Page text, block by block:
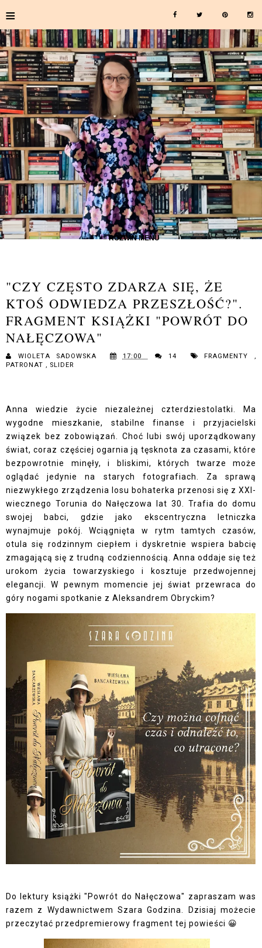
≡
≡ ROZWIŃ MENU
"CZY CZĘSTO ZDARZA SIĘ, ŻE
KTOŚ ODWIEDZA PRZESZŁOŚĆ?".
FRAGMENT KSIĄŻKI "POWRÓT DO
NAŁĘCZOWA"
WIOLETA SADOWSKA 17:00 14 FRAGMENTY,
PATRONAT , SLIDER
Anna wiedzie życie niezależnej czterdziestolatki. Ma
wygodne mieszkanie, stabilne finanse i przyjacielski
związek bez zobowiązań. Choć lubi swój uporządkowany
świat, coraz częściej ogarnia ją tęsknota za czasami, które
bezpowrotnie minęły, i bliskimi, których twarze może
oglądać jedynie na starych fotografiach. Za sprawą
niezwykłego zrządzenia losu bohaterka przenosi się z XXI-
wiecznego Torunia do Nałęczowa lat 30. Trafia do domu
swojej babci, gdzie jako ekscentryczna letniczka
wynajmuje pokój. Wciągnięta w rytm tamtych czasów,
otula się rodzinnym ciepłem i dyskretnie wspiera babcię
zmagającą się z trudną codziennością. Anna oddaje się też
urokom życia towarzyskiego i kosztuje przedwojennej
elegancji. W pewnym momencie jej świat przewraca do
góry nogami spotkanie z Aleksandrem Obryckim?
Do lektury książki "Powrót do Nałęczowa" zapraszam was
razem z Wydawnictwem Szara Godzina. Dzisiaj możecie
przeczytać przedpremierowy fragment tej powieści 😀